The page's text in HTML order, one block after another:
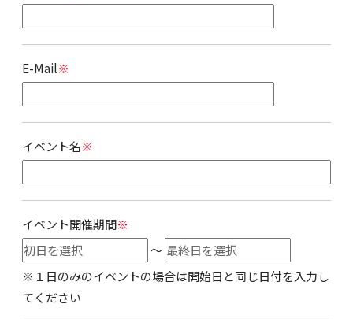
E-Mail※
イベント名※
イベント開催期間※
～
※１日のみのイベントの場合は開始日と同じ日付を入力し
てください